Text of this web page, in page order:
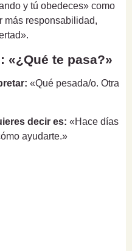
y tú obedeces» como
más responsabilidad,
«¿Qué te pasa?»
«Qué pesada/o. Otra
decir es: «Hace días
ayudarte.»